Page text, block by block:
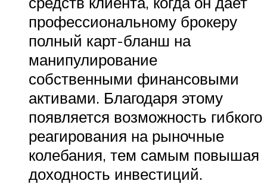
профессиональному брокеру
полный карт-бланш на
манипулирование
собственными финансовыми
активами. Благодаря этому
появляется возможность гибкого
реагирования на рыночные
колебания, тем самым повышая
доходность инвестиций.